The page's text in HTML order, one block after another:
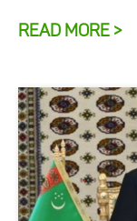
READ MORE >